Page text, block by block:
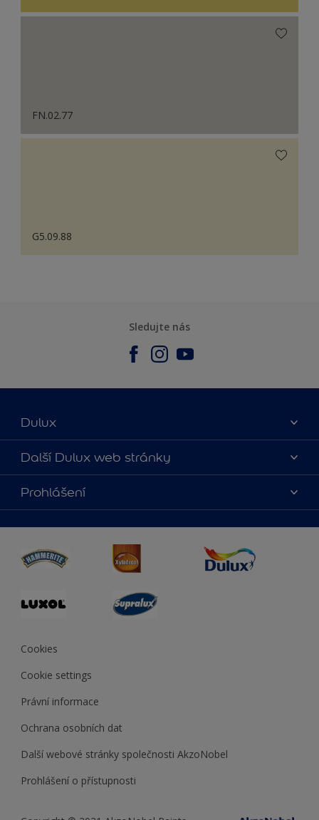
FN.02.77
G5.09.88
Sledujte nás
Dulux
O nás
Kontaktujte nás
Najít obchod
Další Dulux web stránky
duluxmalir.cz
duluxmaliar.sk
duluxprodejnabarev.cz
duluxpredajnafarieb.sk
Prohlášení
Cookies
Cookie settings
Právní informace
Ochrana osobních dat
Další webové stránky společnosti AkzoNobel
Prohlášení o přístupnosti